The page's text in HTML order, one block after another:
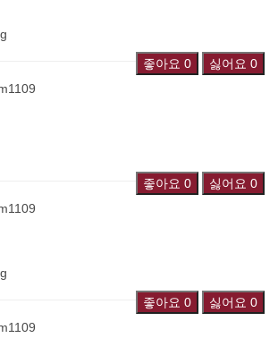
좋아요 0 싫어요 0
좋아요 0 싫어요 0
좋아요 0 싫어요 0